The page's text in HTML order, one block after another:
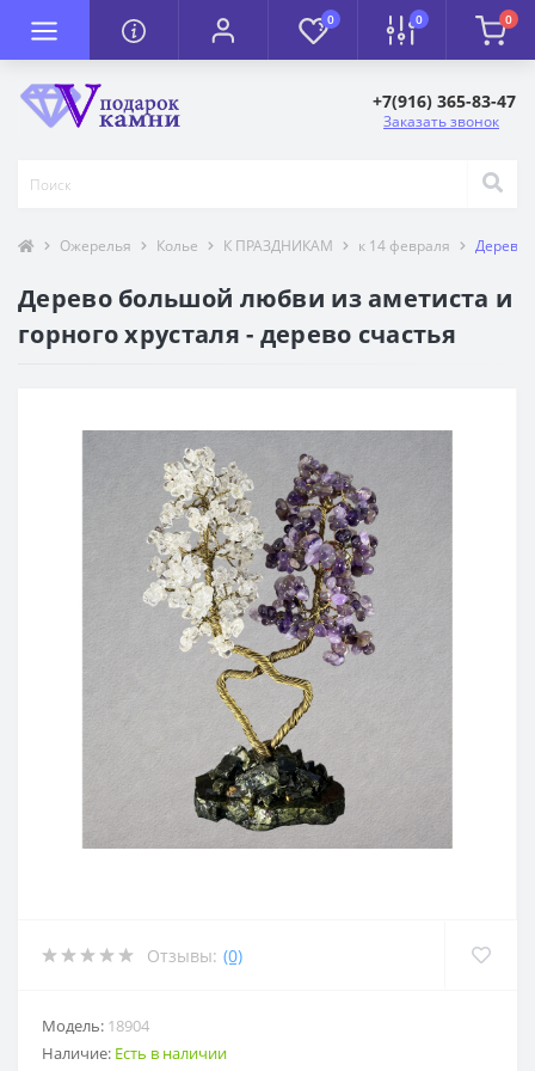
0 0 0
+7(916) 365-83-47
Заказать звонок
Ожерелья Колье К ПРАЗДНИКАМ к 14 февраля Дерево
Дерево большой любви из аметиста и
горного хрусталя - дерево счастья
Отзывы: (0)
Модель: 18904
Наличие: Есть в наличии